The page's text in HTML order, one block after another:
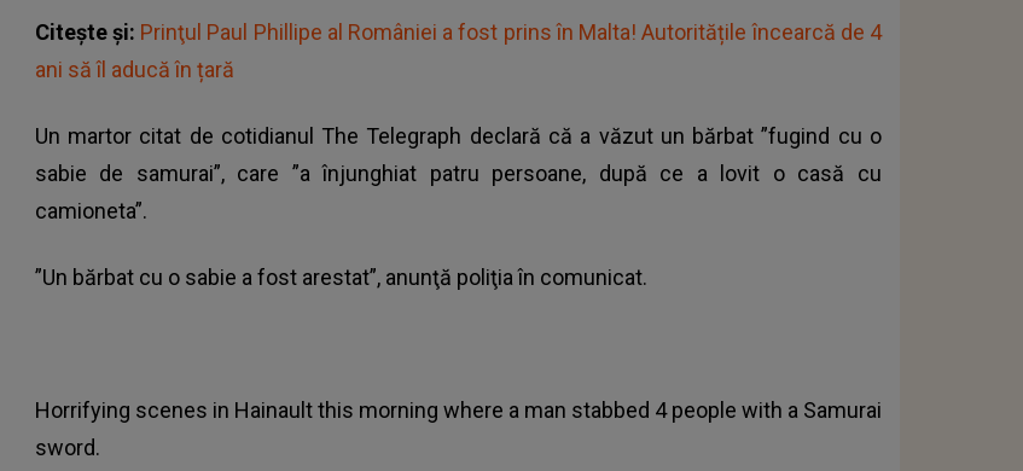
Citește și: Prinţul Paul Phillipe al României a fost prins în Malta! Autoritățile încearcă de 4
ani să îl aducă în țară
Un martor citat de cotidianul The Telegraph declară că a văzut un bărbat ”fugind cu o
sabie de samurai”, care ”a înjunghiat patru persoane, după ce a lovit o casă cu
camioneta”.
”Un bărbat cu o sabie a fost arestat”, anunţă poliţia în comunicat.
Horrifying scenes in Hainault this morning where a man stabbed 4 people with a Samurai
sword.